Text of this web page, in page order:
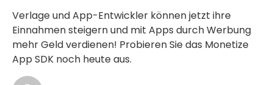
Verlage und App-Entwickler können jetzt ihre
Einnahmen steigern und mit Apps durch Werbung
mehr Geld verdienen! Probieren Sie das Monetize
App SDK noch heute aus.